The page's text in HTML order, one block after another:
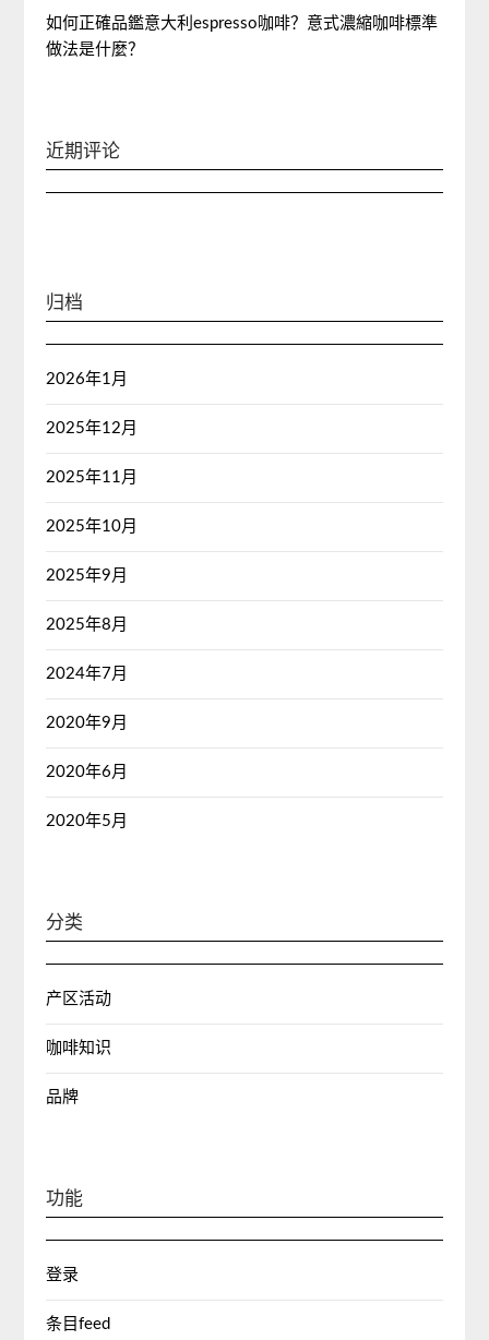
如何正確品鑑意大利espresso咖啡？意式濃縮咖啡標準
做法是什麼？
近期评论
归档
2026年1月
2025年12月
2025年11月
2025年10月
2025年9月
2025年8月
2024年7月
2020年9月
2020年6月
2020年5月
分类
产区活动
咖啡知识
品牌
功能
登录
条目feed